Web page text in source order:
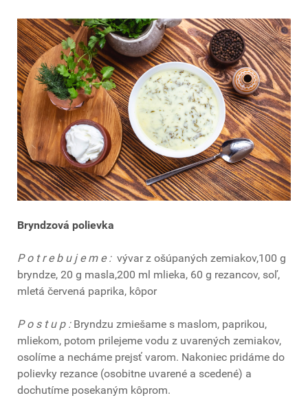
Bryndzová polievka
P o t r e b u j e m e : vývar z ošúpaných zemiakov,100 g
bryndze, 20 g masla,200 ml mlieka, 60 g rezancov, soľ,
mletá červená paprika, kôpor
P o s t u p :Bryndzu zmiešame s maslom, paprikou,
mliekom, potom prilejeme vodu z uvarených zemiakov,
osolíme a necháme prejsť varom. Nakoniec pridáme do
polievky rezance (osobitne uvarené a scedené) a
dochutíme posekaným kôprom.